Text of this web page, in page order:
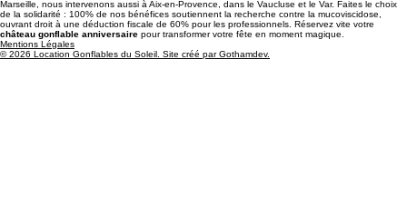
unelocation gonflable Pennes-Mirabeaupremium avec installation professionnelle incluse.
Que vous organisiez une animation fête école, une kermesse ou un événement d'entreprise,
notre matériel homologué garantit une sécurité totale. Profitez également de notrelocation
taureau mécaniquepour des sensations fortes garanties. Nos services incluent aussi
l'animation snack
Marseille, nous intervenons aussi à Aix-en-Provence, dans le Vaucluse et le Var. Faites le choix